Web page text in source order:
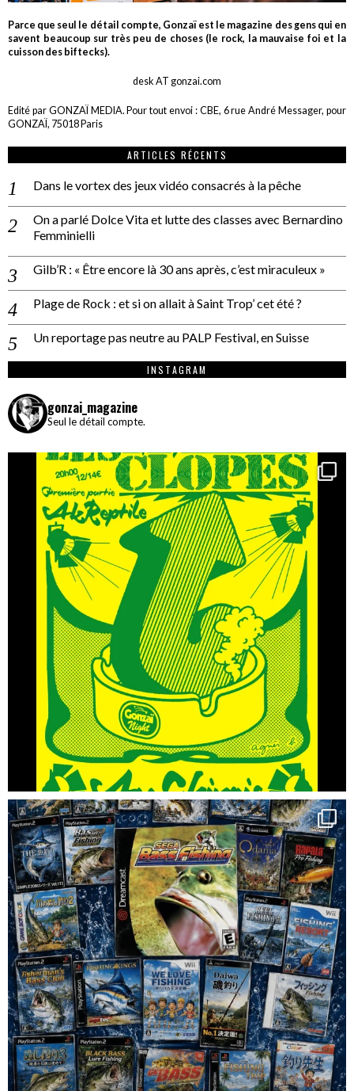
Parce que seul le détail compte, Gonzaï est le magazine des gens qui en
savent beaucoup sur très peu de choses (le rock, la mauvaise foi et la
cuisson des biftecks).
desk AT gonzai.com
Edité par GONZAÏ MEDIA. Pour tout envoi : CBE, 6 rue André Messager, pour
GONZAÏ, 75018 Paris
ARTICLES RÉCENTS
Dans le vortex des jeux vidéo consacrés à la pêche
On a parlé Dolce Vita et lutte des classes avec Bernardino
Femminielli
Gilb’R : « Être encore là 30 ans après, c’est miraculeux »
Plage de Rock : et si on allait à Saint Trop’ cet été ?
Un reportage pas neutre au PALP Festival, en Suisse
INSTAGRAM
gonzai_magazine
Seul le détail compte.